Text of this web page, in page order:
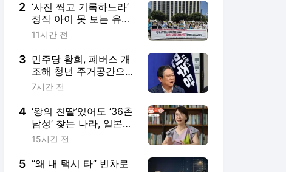
2 ‘사진 찍고 기록하느라’
정작 아이 못 보는 유치
원 교사들···10명 중 3명
11시간 전
3 민주당 황희, 폐버스 개
조해 청년 주거공간으로
쓰자며 ‘버스하우스’ 제
욕”
7시간 전
4 ‘왕의 친딸’있어도 ‘36촌
남성’ 찾는 나라, 일본은
왜 그럴까[플랫한 티타
15시간 전
5 “왜 내 택시 타” 빈차로